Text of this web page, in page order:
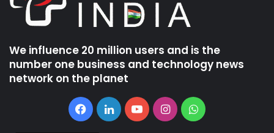
We influence 20 million users and is the
number one business and technology news
network on the planet
Facebook
LinkedInYouTubeInstagramWhatsApp